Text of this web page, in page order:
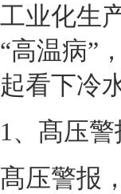
工业化生
“高温病”
起看下冷
1 、髙压警
髙压警报